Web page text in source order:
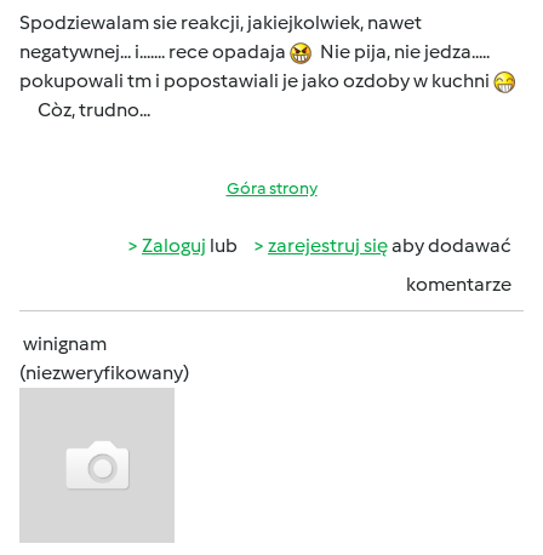
Spodziewalam sie reakcji, jakiejkolwiek, nawet
negatywnej... i....... rece opadaja
Nie pija, nie jedza.....
pokupowali tm i popostawiali je jako ozdoby w kuchni
Còz, trudno...
Góra strony
Zaloguj lub zarejestruj sięaby dodawać
komentarze
winignam
(niezweryfikowany)